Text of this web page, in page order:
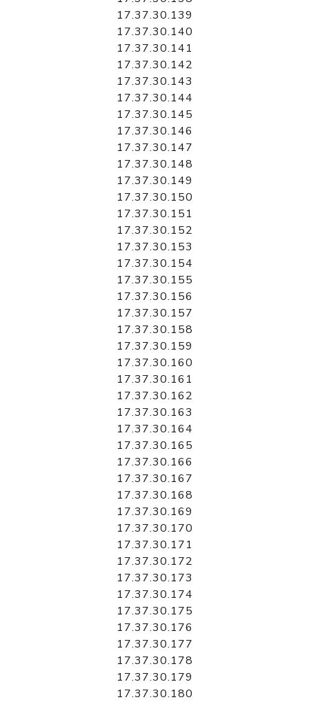
17.37.30.139
17.37.30.140
17.37.30.141
17.37.30.142
17.37.30.143
17.37.30.144
17.37.30.145
17.37.30.146
17.37.30.147
17.37.30.148
17.37.30.149
17.37.30.150
17.37.30.151
17.37.30.152
17.37.30.153
17.37.30.154
17.37.30.155
17.37.30.156
17.37.30.157
17.37.30.158
17.37.30.159
17.37.30.160
17.37.30.161
17.37.30.162
17.37.30.163
17.37.30.164
17.37.30.165
17.37.30.166
17.37.30.167
17.37.30.168
17.37.30.169
17.37.30.170
17.37.30.171
17.37.30.172
17.37.30.173
17.37.30.174
17.37.30.175
17.37.30.176
17.37.30.177
17.37.30.178
17.37.30.179
17.37.30.180